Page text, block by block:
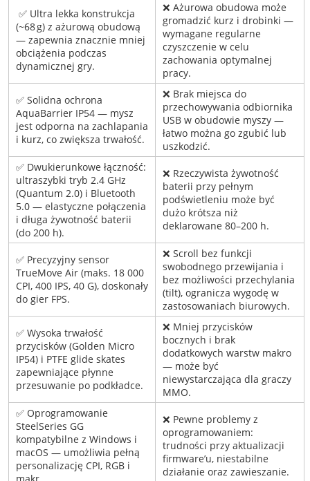
✅ Ultra lekka konstrukcja
(~68 g) z ażurową obudową
— zapewnia znacznie mniej
obciążenia podczas
dynamicznej gry.
❌ Ażurowa obudowa może
gromadzić kurz i drobinki —
wymagane regularne
czyszczenie w celu
zachowania optymalnej
pracy.
✅ Solidna ochrona
AquaBarrier IP54 — mysz
jest odporna na zachlapania
i kurz, co zwiększa trwałość.
❌ Brak miejsca do
przechowywania odbiornika
USB w obudowie myszy —
łatwo można go zgubić lub
uszkodzić.
✅ Dwukierunkowe łączność:
ultraszybki tryb 2.4 GHz
(Quantum 2.0) i Bluetooth
5.0 — elastyczne połączenia
i długa żywotność baterii
(do 200 h).
❌ Rzeczywista żywotność
baterii przy pełnym
podświetleniu może być
dużo krótsza niż
deklarowane 80–200 h.
✅ Precyzyjny sensor
TrueMove Air (maks. 18 000
CPI, 400 IPS, 40 G), doskonały
do gier FPS.
❌ Scroll bez funkcji
swobodnego przewijania i
bez możliwości przechylania
(tilt), ogranicza wygodę w
zastosowaniach biurowych.
✅ Wysoka trwałość
przycisków (Golden Micro
IP54) i PTFE glide skates
zapewniające płynne
przesuwanie po podkładce.
❌ Mniej przycisków
bocznych i brak
dodatkowych warstw makro
— może być
niewystarczająca dla graczy
MMO.
✅ Oprogramowanie
SteelSeries GG
kompatybilne z Windows i
macOS — umożliwia pełną
personalizację CPI, RGB i
❌ Pewne problemy z
oprogramowaniem:
trudności przy aktualizacji
firmware’u, niestabilne
działanie oraz zawieszanie.